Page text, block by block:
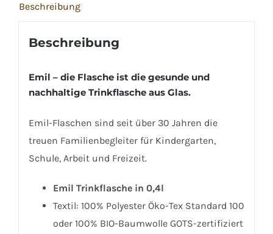
Beschreibung
Beschreibung
Emil – die Flasche ist die gesunde und
nachhaltige Trinkflasche aus Glas.
Emil-Flaschen sind seit über 30 Jahren die
treuen Familienbegleiter für Kindergarten,
Schule, Arbeit und Freizeit.
Emil Trinkflasche in 0,4l
Textil: 100% Polyester Öko-Tex Standard 100
oder 100% BIO-Baumwolle GOTS-zertifiziert